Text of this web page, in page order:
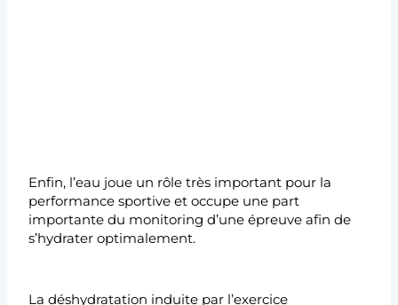
Enfin, l’eau joue un rôle très important pour la
performance sportive et occupe une part
importante du monitoring d’une épreuve afin de
s’hydrater optimalement.
La déshydratation induite par l’exercice